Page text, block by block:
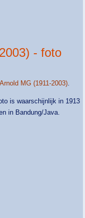
- foto
MG (1911-2003).
is waarschijnlijk in 1913
in Bandung/Java.